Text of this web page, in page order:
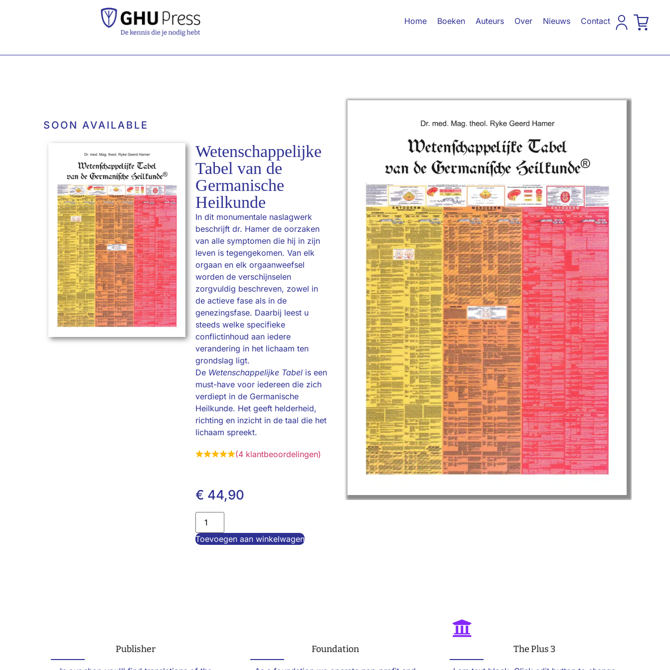
Home Boeken Auteurs Over Nieuws Contact
SOON AVAILABLE
Wetenschappelijke
Tabel van de
Germanische
Heilkunde
In dit monumentale naslagwerk
beschrijft dr. Hamer de oorzaken
van alle symptomen die hij in zijn
leven is tegengekomen. Van elk
orgaan en elk orgaanweefsel
worden de verschijnselen
zorgvuldig beschreven, zowel in
de actieve fase als in de
genezingsfase. Daarbij leest u
steeds welke specifieke
conflictinhoud aan iedere
verandering in het lichaam ten
grondslag ligt.
De Wetenschappelijke Tabel is een
must-have voor iedereen die zich
verdiept in de Germanische
Heilkunde. Het geeft helderheid,
richting en inzicht in de taal die het
lichaam spreekt.
(4 klantbeoordelingen)
€ 44,90
Toevoegen aan winkelwagen
Publisher Foundation The Plus 3